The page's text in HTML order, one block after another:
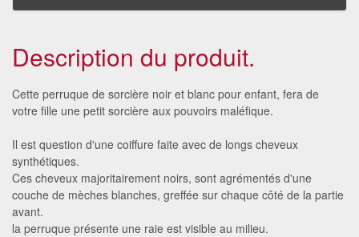
Description du produit.
Cette perruque de sorcière noir et blanc pour enfant, fera de
votre fille une petit sorcière aux pouvoirs maléfique.
Il est question d'une coiffure faite avec de longs cheveux
synthétiques.
Ces cheveux majoritairement noirs, sont agrémentés d'une
couche de mèches blanches, greffée sur chaque côté de la partie
avant.
la perruque présente une raie est visible au milieu.